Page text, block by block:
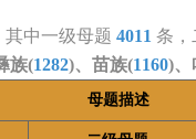
其中一级母题 4011 条
族(1282)、苗族(1160)、
母题描述